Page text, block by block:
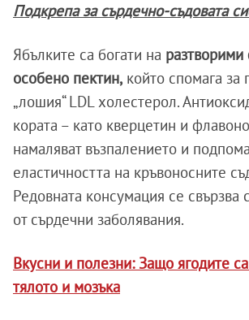
Подкрепа за сърдечно-съдовата
Ябълките са богати на
особено пектин, който спомага за
„лошия“ LDL холестерол.
кората – като кверцетин и
намаляват възпалението и
еластичността на кръвоносните
Редовната консумация се свързва
от сърдечни заболявания.
Вкусни и полезни: Защо ягодите
тялото и мозъка